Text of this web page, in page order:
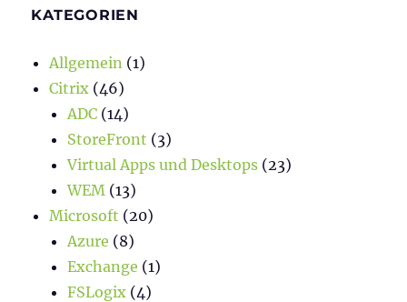
KATEGORIEN
Allgemein (1)
Citrix (46)
ADC (14)
StoreFront (3)
Virtual Apps und Desktops (23)
WEM (13)
Microsoft (20)
Azure (8)
Exchange (1)
FSLogix (4)